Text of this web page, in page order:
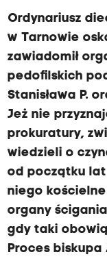
Ordynariusz
w Tarnowie
zawiadomił
pedofilskich
Stanisława P.
Jeż nie
prokuratury,
wiedzieli o
od początku lat
niego
organy
gdy taki
Proces biskupa